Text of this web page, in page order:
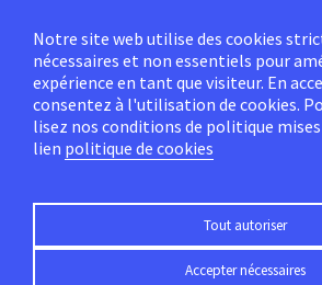
Espace personnel
Suivez-nous
Notre site web utilise des cookies
nécessaires et non essentiels pour
expérience en tant que visiteur. En
consentez à l'utilisation de cookies.
lisez nos conditions de politique mises
lien politique de cookies
Tout autoriser
Accepter nécessaires